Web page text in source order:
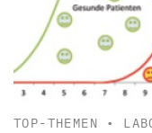
TOP-THEMEN •